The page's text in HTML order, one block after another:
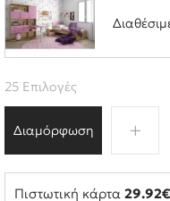
Διαμόρφωση
25 Επιλογές
Πιστωτική κάρτα 29.92€